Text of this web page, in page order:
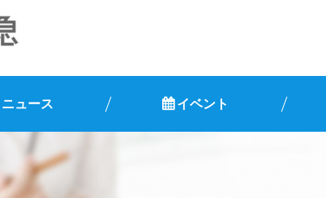
ニュース イベント